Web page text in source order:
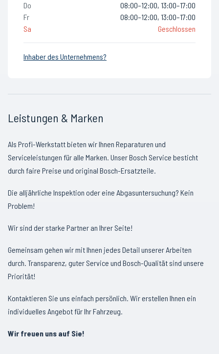
Do
08:00–12:00, 13:00–17:00
Fr
08:00–12:00, 13:00–17:00
Sa
Geschlossen
Inhaber des Unternehmens?
Leistungen & Marken
Als Profi-Werkstatt bieten wir Ihnen Reparaturen und
Serviceleistungen für alle Marken. Unser Bosch Service besticht
durch faire Preise und original Bosch-Ersatzteile.
Die alljährliche Inspektion oder eine Abgasuntersuchung? Kein
Problem!
Wir sind der starke Partner an Ihrer Seite!
Gemeinsam gehen wir mit Ihnen jedes Detail unserer Arbeiten
durch. Transparenz, guter Service und Bosch-Qualität sind unsere
Priorität!
Kontaktieren Sie uns einfach persönlich. Wir erstellen Ihnen ein
individuelles Angebot für Ihr Fahrzeug.
Wir freuen uns auf Sie!